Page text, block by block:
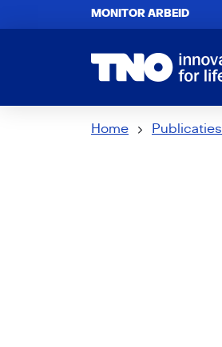
MONITOR ARBEID
Home Publicaties